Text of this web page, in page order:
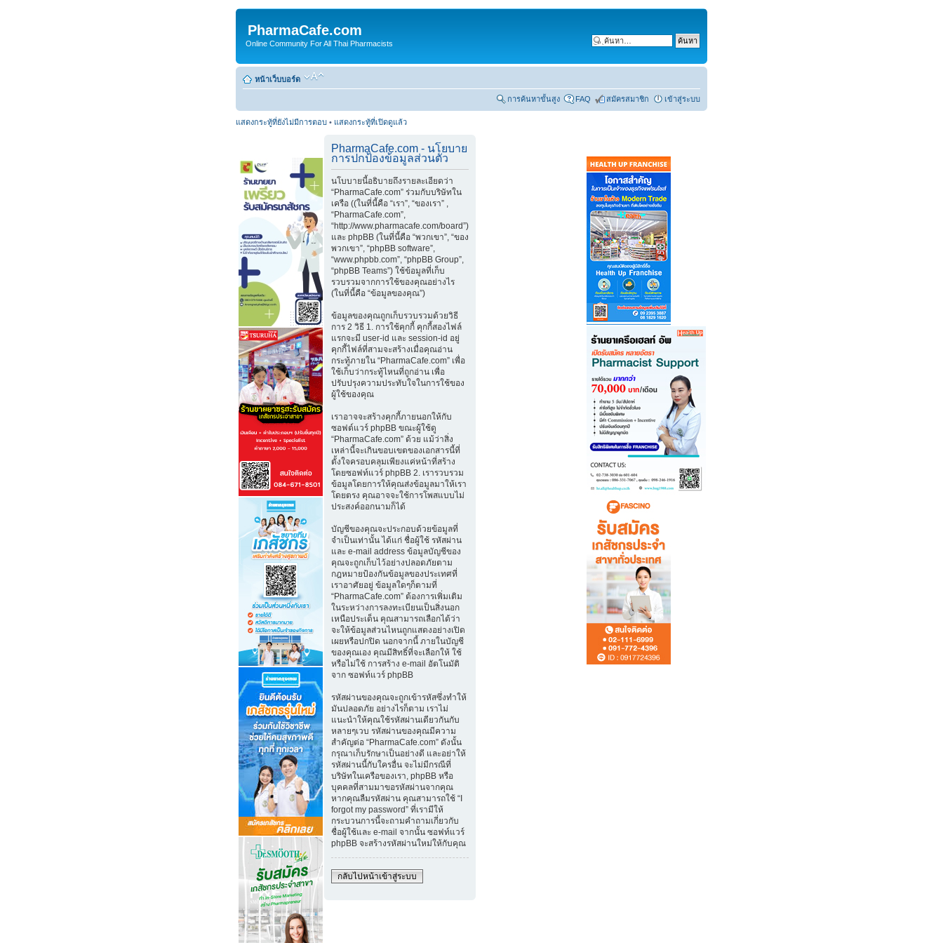
PharmaCafe.com
Online Community For All Thai Pharmacists
หน้าเว็บบอร์ด
การค้นหาขั้นสูง FAQ สมัครสมาชิก เข้าสู่ระบบ
แสดงกระทู้ที่ยังไม่มีการตอบ • แสดงกระทู้ที่เปิดดูแล้ว
PharmaCafe.com - นโยบาย
การปกป้องข้อมูลส่วนตัว
นโบบายนี้อธิบายถึงรายละเอียดว่า
“PharmaCafe.com” ร่วมกับบริษัทใน
เครือ ((ในที่นี้คือ “เรา”, “ของเรา” ,
“PharmaCafe.com”,
“http://www.pharmacafe.com/board”)
และ phpBB (ในที่นี้คือ “พวกเขา”, “ของ
พวกเขา”, “phpBB software”,
“www.phpbb.com”, “phpBB Group”,
“phpBB Teams”) ใช้ข้อมูลที่เก็บ
รวบรวมจากการใช้ของคุณอย่างไร
(ในที่นี้คือ “ข้อมูลของคุณ”)
ข้อมูลของคุณถูกเก็บรวบรวมด้วยวิธี
การ 2 วิธี 1. การใช้คุกกี้ คุกกี้สองไฟล์
แรกจะมี user-id และ session-id อยู่
คุกกี้ไฟล์ที่สามจะสร้างเมื่อคุณอ่าน
กระทู้ภายใน “PharmaCafe.com” เพื่อ
ใช้เก็บว่ากระทู้ไหนที่ถูกอ่าน เพื่อ
ปรับปรุงความประทับใจในการใช้ของ
ผู้ใช้ของคุณ
เราอาจจะสร้างคุกกี้ภายนอกให้กับ
ซอฟต์แวร์ phpBB ขณะผู้ใช้ดู
“PharmaCafe.com” ด้วย แม้ว่าสิ่ง
เหล่านี้จะเกินขอบเขตของเอกสารนี้ที่
ตั้งใจครอบคลุมเพียงแค่หน้าที่สร้าง
โดยซอฟท์แวร์ phpBB 2. เรารวบรวม
ข้อมูลโดยการให้คุณส่งข้อมูลมาให้เรา
โดยตรง คุณอาจจะใช้การโพสแบบไม่
ประสงค์ออกนามก็ได้
บัญชีของคุณจะประกอบด้วยข้อมูลที่
จำเป็นเท่านั้น ได้แก่ ชื่อผู้ใช้ รหัสผ่าน
และ e-mail address ข้อมูลบัญชีของ
คุณจะถูกเก็บไว้อย่างปลอดภัยตาม
กฎหมายป้องกันข้อมูลของประเทศที่
เราอาศัยอยู่ ข้อมูลใดๆก็ตามที่
“PharmaCafe.com” ต้องการเพิ่มเติม
ในระหว่างการลงทะเบียนเป็นสิ่งนอก
เหนือประเด็น คุณสามารถเลือกได้ว่า
จะให้ข้อมูลส่วนไหนถูกแสดงอย่างเปิด
เผยหรือปกปิด นอกจากนี้ ภายในบัญชี
ของคุณเอง คุณมีสิทธิ์ที่จะเลือกให้ ใช้
หรือไม่ใช้ การสร้าง e-mail อัตโนมัติ
จาก ซอฟท์แวร์ phpBB
รหัสผ่านของคุณจะถูกเข้ารหัสซึ่งทำให้
มันปลอดภัย อย่างไรก็ตาม เราไม่
แนะนำให้คุณใช้รหัสผ่านเดียวกันกับ
หลายๆเวบ รหัสผ่านของคุณมีความ
สำคัญต่อ “PharmaCafe.com” ดังนั้น
กรุณาเก็บรักษาเป็นอย่างดี และอย่าให้
รหัสผ่านนี้กับใครอื่น จะไม่มีกรณีที่
บริษัทในเครือของเรา, phpBB หรือ
บุคคลที่สามมาขอรหัสผ่านจากคุณ
หากคุณลืมรหัสผ่าน คุณสามารถใช้ “I
forgot my password” ที่เรามีให้
กระบวนการนี้จะถามคำถามเกี่ยวกับ
ชื่อผู้ใช้และ e-mail จากนั้น ซอฟท์แวร์
phpBB จะสร้างรหัสผ่านใหม่ให้กับคุณ
กลับไปหน้าเข้าสู่ระบบ